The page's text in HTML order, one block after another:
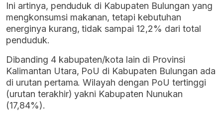
Ini artinya, penduduk di Kabupaten Bulungan yang
mengkonsumsi makanan, tetapi kebutuhan
energinya kurang, tidak sampai 12,2% dari total
penduduk.
Dibanding 4 kabupaten/kota lain di Provinsi
Kalimantan Utara, PoU di Kabupaten Bulungan ada
di urutan pertama. Wilayah dengan PoU tertinggi
(urutan terakhir) yakni Kabupaten Nunukan
(17,84%).